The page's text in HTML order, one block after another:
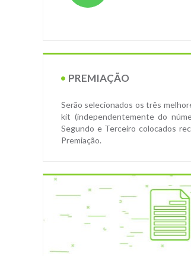
PREMIAÇÃO
Serão selecionados os três
kit (independentemente do
Segundo e Terceiro colocados
Premiação.